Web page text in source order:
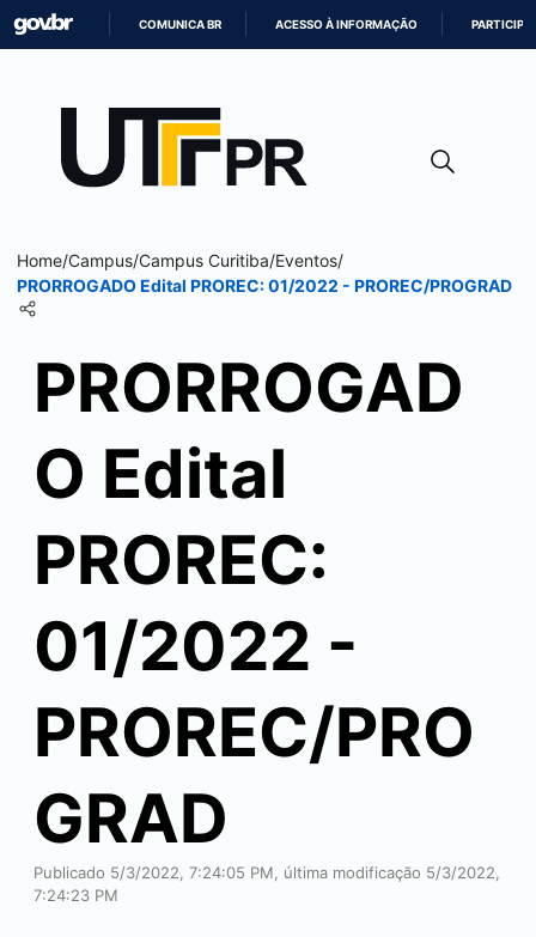
CONTEÚDO
COMUNICA BR ACESSO À INFORMAÇÃO PARTICIPE
Home/Campus/Campus Curitiba/Eventos/
PRORROGADO Edital PROREC: 01/2022 - PROREC/PROGRAD
PRORROGAD
O Edital
PROREC:
01/2022 -
PROREC/PRO
GRAD
Publicado 5/3/2022, 7:24:05 PM, última modificação 5/3/2022,
7:24:23 PM